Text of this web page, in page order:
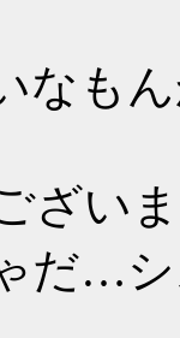
なも
ざい
だ…